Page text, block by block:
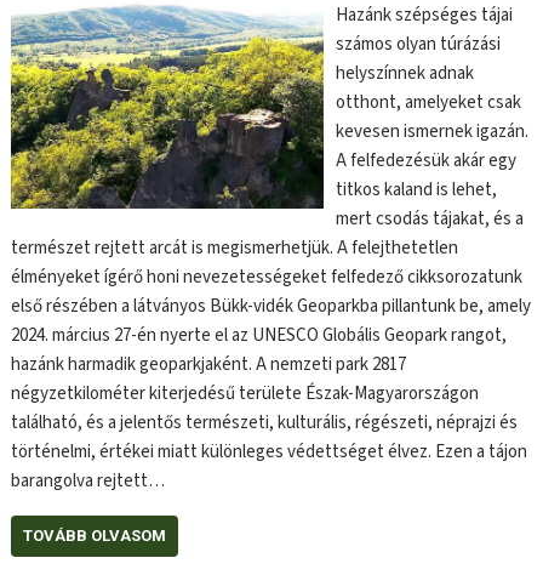
Hazánk szépséges tájai
számos olyan túrázási
helyszínnek adnak
otthont, amelyeket csak
kevesen ismernek igazán.
A felfedezésük akár egy
titkos kaland is lehet,
mert csodás tájakat, és a
természet rejtett arcát is megismerhetjük. A felejthetetlen
élményeket ígérő honi nevezetességeket felfedező cikksorozatunk
első részében a látványos Bükk-vidék Geoparkba pillantunk be, amely
2024. március 27-én nyerte el az UNESCO Globális Geopark rangot,
hazánk harmadik geoparkjaként. A nemzeti park 2817
négyzetkilométer kiterjedésű területe Észak-Magyarországon
található, és a jelentős természeti, kulturális, régészeti, néprajzi és
történelmi, értékei miatt különleges védettséget élvez. Ezen a tájon
barangolva rejtett…
TOVÁBB OLVASOM